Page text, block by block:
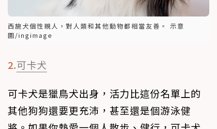
西施犬個性親人，對人類和其他動物都相當友善。 示意
圖/ingimage
2.可卡犬
可卡犬是獵鳥犬出身，活力比這份名單上的
其他狗狗還要更充沛，甚至還是個游泳健